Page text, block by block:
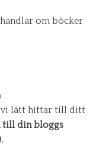
om böcker
vi lätt hittar till ditt
till din bloggs